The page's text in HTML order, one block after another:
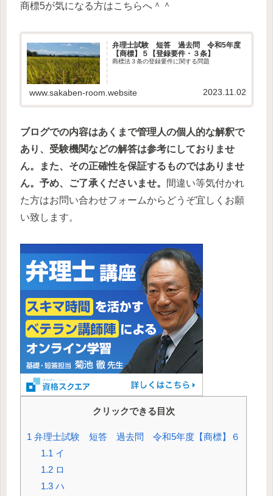
商標5が気になる方はこちらへ＾＾
弁理士試験 短答 過去問 令和5年度
【商標】５【登録要件・３条】
商標法３条の登録要件に関する問題
www.sakaben-room.website 2023.11.02
ブログでの内容はあくまで管理人の個人的な解釈で
あり、受験機関などの解答は参考にしておりませ
ん。また、その正確性を保証するものではありませ
ん。予め、ご了承くださいませ。
間違い等気付かれ
た方はお問い合わせフォームからどうぞ宜しくお願
い致します。
クリックできる目次
1 弁理士試験 短答 過去問 令和5年度【商標】６
1.1 イ
1.2ロ
1.3ハ